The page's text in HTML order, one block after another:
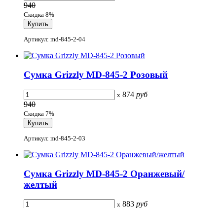
940
Скидка 8%
Артикул: md-845-2-04
Сумка Grizzly MD-845-2 Розовый
x 874 руб
940
Скидка 7%
Артикул: md-845-2-03
Сумка Grizzly MD-845-2 Оранжевый/
желтый
x 883 руб